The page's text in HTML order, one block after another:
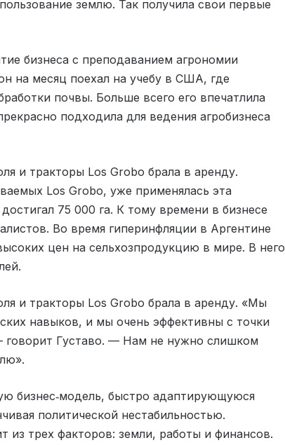
землю. Так получила свои первые
бизнеса с преподаванием агрономии
на месяц поехал на учебу в США, где
почвы. Больше всего его впечатлила
подходила для ведения агробизнеса
и тракторы Los Grobo брала в аренду.
Los Grobo, уже применялась эта
75 000 га. К тому времени в бизнесе
Во время гиперинфляции в Аргентине
цен на сельхозпродукцию в мире. В него
и тракторы Los Grobo брала в аренду. «Мы
навыков, и мы очень эффективны с точки
говорит Густаво. — Нам не нужно слишком
бизнес‑модель, быстро адаптирующуюся
политической нестабильностью.
из трех факторов: земли, работы и финансов.